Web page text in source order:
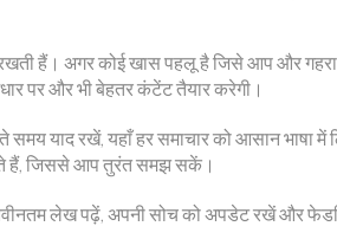
रखती हैं। अगर कोई खास पहलू है जिसे आप और
पर और भी बेहतर कंटेंट तैयार करेगी।
समय याद रखें, यहाँ हर समाचार को आसान भाषा में
हैं, जिससे आप तुरंत समझ सकें।
लेख पढ़ें, अपनी सोच को अपडेट रखें और